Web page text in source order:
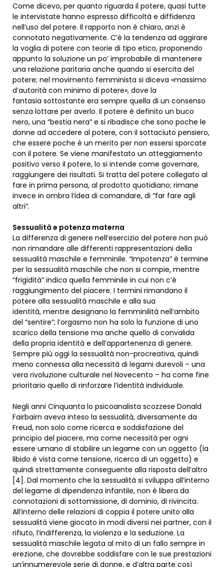
Come dicevo, per quanto riguarda il potere, quasi tutte
le intervistate hanno espresso difficoltà e diffidenza
nell’uso del potere. Il rapporto non è chiaro, anzi è
connotato negativamente. C’è la tendenza ad aggirare
la voglia di potere con teorie di tipo etico, proponendo
appunto la soluzione un po’ improbabile di mantenere
una relazione paritaria anche quando si esercita del
potere; nel movimento femminista si diceva «massimo
d’autorità con minimo di potere», dove la
fantasia sottostante era sempre quella di un consenso
senza lottare per averlo. Il potere è definito un buco
nero, una “bestia nera” e si ribadisce che sono poche le
donne ad accedere al potere, con il sottaciuto pensiero,
che essere poche è un merito per non essersi sporcate
con il potere. Se viene manifestato un atteggiamento
positivo verso il potere, lo si intende come governare,
raggiungere dei risultati. Si tratta del potere collegato al
fare in prima persona, al prodotto quotidiano; rimane
invece in ombra l’idea di comandare, di “far fare agli
altri”.
Sessualità e potenza materna
La differenza di genere nell’esercizio del potere non può
non rimandare alle differenti rappresentazioni della
sessualità maschile e femminile. “Impotenza” è termine
per la sessualità maschile che non si compie, mentre
“frigidità” indica quella femminile in cui non c’è
raggiungimento del piacere. I termini rimandano il
potere alla sessualità maschile e alla sua
identità, mentre designano la femminilità nell’ambito
del “sentire”; l’orgasmo non ha solo la funzione di uno
scarico della tensione ma anche quello di convalida
della propria identità e dell’appartenenza di genere.
Sempre più oggi la sessualità non-procreativa, quindi
meno connessa alla necessità di legami durevoli – una
vera rivoluzione culturale nel Novecento – ha come fine
prioritario quello di rinforzare l’identità individuale.
Negli anni Cinquanta lo psicoanalista scozzese Donald
Fairbairn aveva inteso la sessualità, diversamente da
Freud, non solo come ricerca e soddisfazione del
principio del piacere, ma come necessità per ogni
essere umano di stabilire un legame con un oggetto (la
libido è vista come tensione, ricerca di un oggetto) e
quindi strettamente conseguente alla risposta dell’altro
[4]. Dal momento che la sessualità si sviluppa all’interno
del legame di dipendenza infantile, non è libera da
connotazioni di sottomissione, di dominio, di rivincita.
All’interno delle relazioni di coppia il potere unito alla
sessualità viene giocato in modi diversi nei partner, con il
rifiuto, l’indifferenza, la violenza e la seduzione. La
sessualità maschile legata al mito di un fallo sempre in
erezione, che dovrebbe soddisfare con le sue prestazioni
un’innumerevole serie di donne, e d’altra parte così